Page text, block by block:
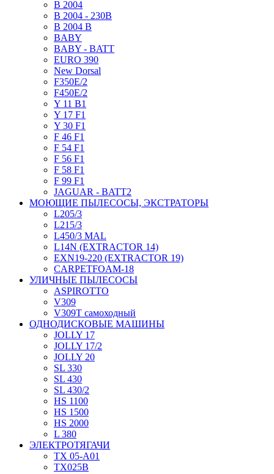
B 2004
B 2004 - 230В
B 2004 B
BABY
BABY - BATT
EURO 390
New Dorsal
F350E/2
F450E/2
Y 11 B1
Y 17 F1
Y 30 F1
F 46 F1
F 54 F1
F 56 F1
F 58 F1
F 99 F1
JAGUAR - BATT2
МОЮЩИЕ ПЫЛЕСОСЫ, ЭКСТРАТОРЫ
L205/3
L215/3
L450/3 MAL
L14N (EXTRACTOR 14)
EXN19-220 (EXTRACTOR 19)
CARPETFOAM-18
УЛИЧНЫЕ ПЫЛЕСОСЫ
ASPIROTTO
V309
V309T самоходный
ОДНОДИСКОВЫЕ МАШИНЫ
JOLLY 17
JOLLY 17/2
JOLLY 20
SL 330
SL 430
SL 430/2
HS 1100
HS 1500
HS 2000
L 380
ЭЛЕКТРОТЯГАЧИ
TX 05-A01
TX025В